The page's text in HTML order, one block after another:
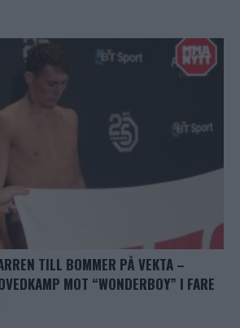
TILL BOMMER PÅ VEKTA –
MOT “WONDERBOY” I FARE